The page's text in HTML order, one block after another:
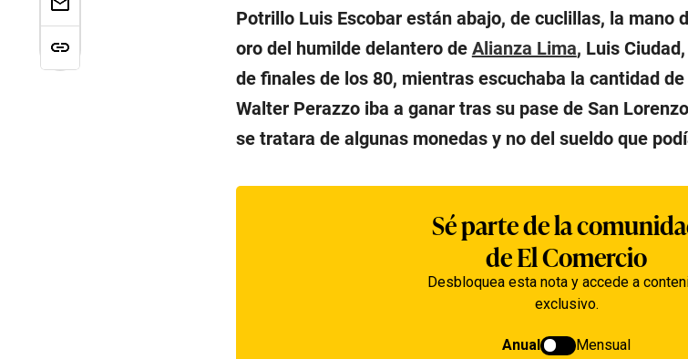
PotrilloLuis Escobar están abajo, de cuclillas, la mano
oro del humilde delantero de Alianza Lima, Luis
de finales de los 80, mientras escuchaba la cantidad
Walter Perazzo iba a ganar tras su pase de San
se tratara de algunas monedas y no del sueldo que